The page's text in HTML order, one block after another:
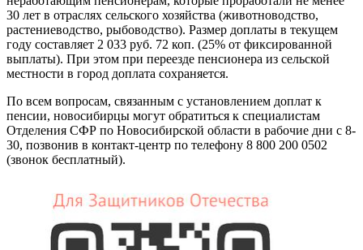
30 лет в отраслях сельского хозяйства (животноводство,
растениеводство, рыбоводство). Размер доплаты в текущем
году составляет 2 033 руб. 72 коп. (25% от фиксированной
выплаты). При этом при переезде пенсионера из сельской
местности в город доплата сохраняется.
По всем вопросам, связанным с установлением доплат к
пенсии, новосибирцы могут обратиться к специалистам
Отделения СФР по Новосибирской области в рабочие дни c 8-
30, позвонив в контакт-центр по телефону 8 800 200 0502
(звонок бесплатный).